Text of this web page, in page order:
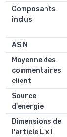
Composants
inclus
ASIN
Moyenne des
commentaires
client
Source
d'energie
Dimensions de
l'article L x l